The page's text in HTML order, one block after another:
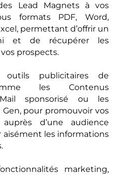
Lead Magnets à vos
formats PDF, Word,
permettant d’offrir un
et de récupérer les
prospects.
publicitaires de
les Contenus
sponsorisé ou les
Gen, pour promouvoir vos
d’une audience
aisément les informations
marketing,